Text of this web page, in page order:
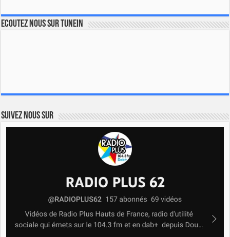
Ecoutez nous sur TuneIn
Suivez nous sur